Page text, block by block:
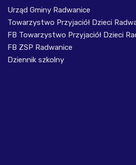
Urząd Gminy Radwanice
Towarzystwo Przyjaciół Dzieci
FB Towarzystwo Przyjaciół Dzieci
FB ZSP Radwanice
Dziennik szkolny